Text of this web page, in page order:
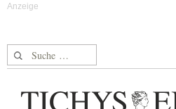
Suche nach: